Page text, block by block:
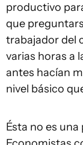
productivo
que
trabajador del
varias horas a
antes hacían
nivel básico
Ésta no es